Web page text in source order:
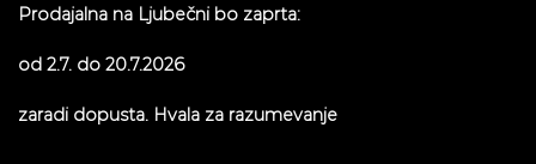
Prodajalna na Ljubečni bo zaprta:
od 2.7. do 20.7.2026
zaradi dopusta. Hvala za razumevanje